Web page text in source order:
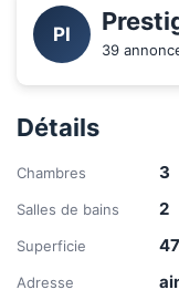
PI
39
Détails
Chambres 3
Salles de bains 2
Superficie
Adresse